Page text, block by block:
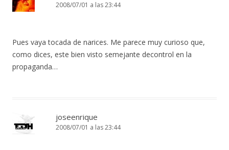
2008/07/01 a las 23:44
Pues vaya tocada de narices. Me parece muy curioso que,
como dices, este bien visto semejante decontrol en la
propaganda…
joseenrique
2008/07/01 a las 23:44